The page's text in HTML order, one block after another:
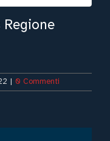
Regione
0 Commenti